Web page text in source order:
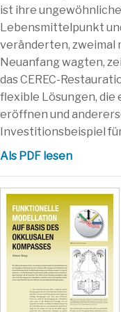
ist ihre
Lebensmittelpunkt
veränderten, zweimal
Neuanfang wagten,
das CEREC-
flexible Lösungen,
eröffnen und
Investitionsbeispiel
Als PDF lesen